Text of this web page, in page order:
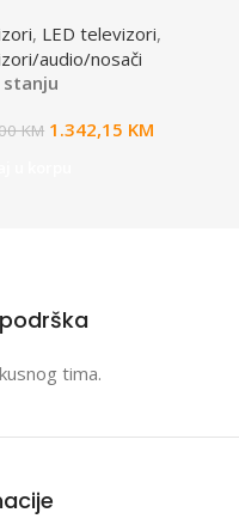
, LED televizori,
audio/nosači
stanju
KM 1.342,15 KM
tima.